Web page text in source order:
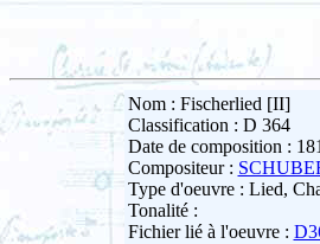
Nom : Fischerlied [II]
Classification : D 364
Date de composition :
Compositeur :
Type d'oeuvre : Lied,
Tonalité :
Fichier lié à l'oeuvre :